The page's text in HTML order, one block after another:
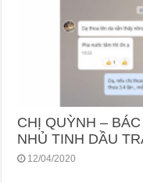
CHỊ QUỲNH –
NHỦ TINH DẦU
12/04/2020